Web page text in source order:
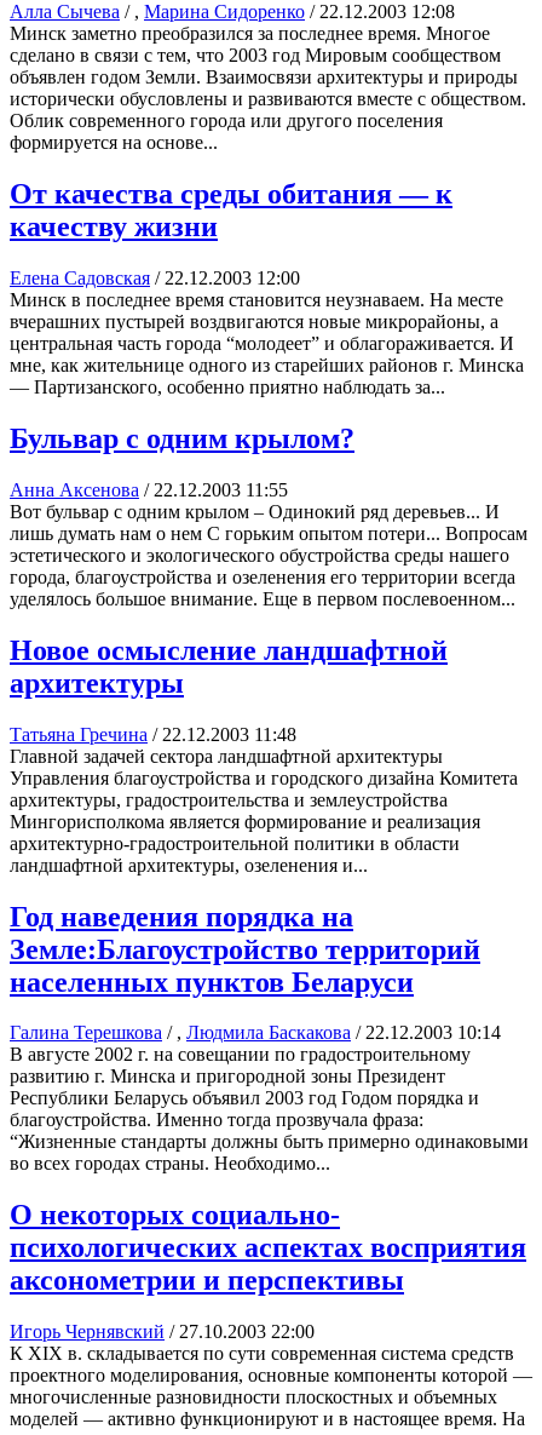
Алла Сычева / , Марина Сидоренко / 22.12.2003 12:08
Минск заметно преобразился за последнее время. Многое
сделано в связи с тем, что 2003 год Мировым сообществом
объявлен годом Земли. Взаимосвязи архитектуры и природы
исторически обусловлены и развиваются вместе с обществом.
Облик современного города или другого поселения
формируется на основе...
От качества среды обитания — к
качеству жизни
Елена Садовская / 22.12.2003 12:00
Минск в последнее время становится неузнаваем. На месте
вчерашних пустырей воздвигаются новые микрорайоны, а
центральная часть города “молодеет” и облагораживается. И
мне, как жительнице одного из старейших районов г. Минска
— Партизанского, особенно приятно наблюдать за...
Бульвар с одним крылом?
Анна Аксенова / 22.12.2003 11:55
Вот бульвар с одним крылом – Одинокий ряд деревьев... И
лишь думать нам о нем С горьким опытом потери... Вопросам
эстетического и экологического обустройства среды нашего
города, благоустройства и озеленения его территории всегда
уделялось большое внимание. Еще в первом послевоенном...
Новое осмысление ландшафтной
архитектуры
Татьяна Гречина / 22.12.2003 11:48
Главной задачей сектора ландшафтной архитектуры
Управления благоустройства и городского дизайна Комитета
архитектуры, градостроительства и землеустройства
Мингорисполкома является формирование и реализация
архитектурно-градостроительной политики в области
ландшафтной архитектуры, озеленения и...
Год наведения порядка на
Земле:Благоустройство территорий
населенных пунктов Беларуси
Галина Терешкова / , Людмила Баскакова /22.12.2003 10:14
В августе 2002 г. на совещании по градостроительному
развитию г. Минска и пригородной зоны Президент
Республики Беларусь объявил 2003 год Годом порядка и
благоустройства. Именно тогда прозвучала фраза:
“Жизненные стандарты должны быть примерно одинаковыми
во всех городах страны. Необходимо...
О некоторых социально-
психологических аспектах восприятия
аксонометрии и перспективы
Игорь Чернявский / 27.10.2003 22:00
К XIX в. складывается по сути современная система средств
проектного моделирования, основные компоненты которой —
многочисленные разновидности плоскостных и объемных
моделей — активно функционируют и в настоящее время. На